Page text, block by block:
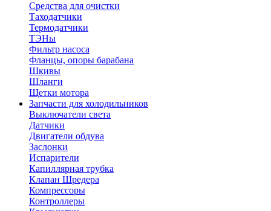
Средства для очистки
Таходатчики
Термодатчики
ТЭНы
Фильтр насоса
Фланцы, опоры барабана
Шкивы
Шланги
Щетки мотора
Запчасти для холодильников
Выключатели света
Датчики
Двигатели обдува
Заслонки
Испарители
Капиллярная трубка
Клапан Шредера
Компрессоры
Контроллеры